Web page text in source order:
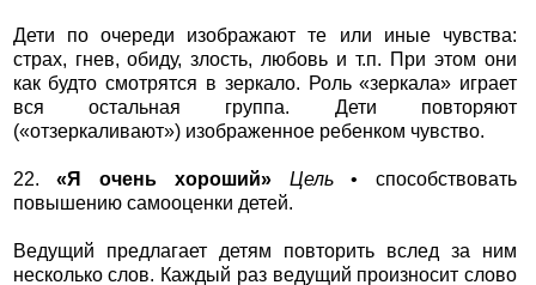
Дети по очереди изображают те или иные чувства:
страх, гнев, обиду, злость, любовь и т.п. При этом они
как будто смотрятся в зеркало. Роль «зеркала» играет
вся остальная группа. Дети повторяют
(«отзеркаливают») изображенное ребенком чувство.
22.«Я очень хороший» Цель• способствовать
повышению самооценки детей.
Ведущий предлагает детям повторить вслед за ним
несколько слов. Каждый раз ведущий произносит слово